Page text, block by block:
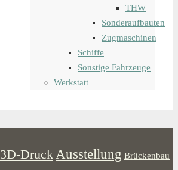
THW
Sonderaufbauten
Zugmaschinen
Schiffe
Sonstige Fahrzeuge
Werkstatt
3D-DruckAusstellung Brückenbau